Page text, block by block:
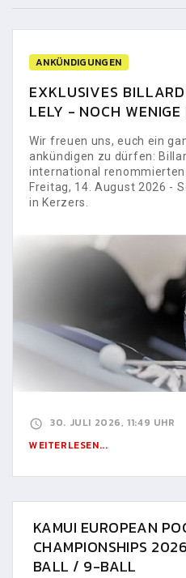
ANKÜNDIGUNGEN
EXKLUSIVES
LELY - NOCH
Wir freuen uns, euch ein
ankündigen zu dürfen:
international renommierten
Freitag, 14. August 2026 -
in Kerzers.
30. JULI 2026, 11:49 UHR
WEITERLESEN...
KAMUI EUROPEAN
CHAMPIONSHIPS
BALL / 9-BALL